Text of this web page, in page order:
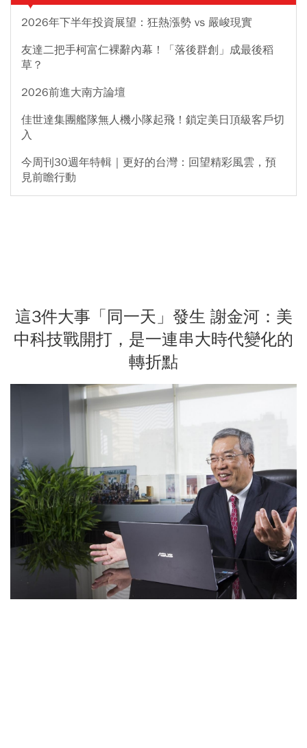
2026年下半年投資展望：狂熱漲勢 vs 嚴峻現實
友達二把手柯富仁裸辭內幕！「落後群創」成最後稻
草？
2026前進大南方論壇
佳世達集團艦隊無人機小隊起飛！鎖定美日頂級客戶切
入
今周刊30週年特輯｜更好的台灣：回望精彩風雲，預
見前瞻行動
這3件大事「同一天」發生 謝金河：美
中科技戰開打，是一連串大時代變化的
轉折點